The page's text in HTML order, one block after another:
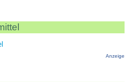
Anzeige